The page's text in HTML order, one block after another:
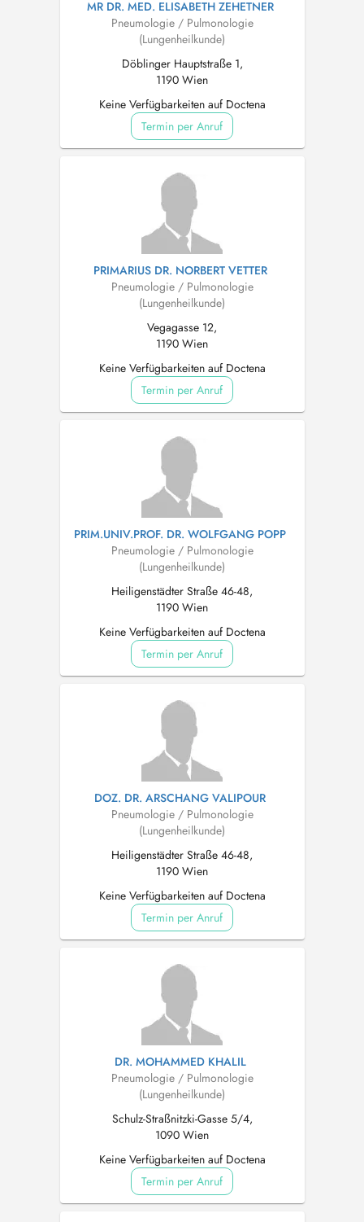
MR DR. MED. ELISABETH ZEHETNER
Pneumologie / Pulmonologie
(Lungenheilkunde)
Döblinger Hauptstraße 1,
1190 Wien
Keine Verfügbarkeiten auf Doctena
Termin per Anruf
PRIMARIUS DR. NORBERT VETTER
Pneumologie / Pulmonologie
(Lungenheilkunde)
Vegagasse 12,
1190 Wien
Keine Verfügbarkeiten auf Doctena
Termin per Anruf
PRIM.UNIV.PROF. DR. WOLFGANG POPP
Pneumologie / Pulmonologie
(Lungenheilkunde)
Heiligenstädter Straße 46-48,
1190 Wien
Keine Verfügbarkeiten auf Doctena
Termin per Anruf
DOZ. DR. ARSCHANG VALIPOUR
Pneumologie / Pulmonologie
(Lungenheilkunde)
Heiligenstädter Straße 46-48,
1190 Wien
Keine Verfügbarkeiten auf Doctena
Termin per Anruf
DR. MOHAMMED KHALIL
Pneumologie / Pulmonologie
(Lungenheilkunde)
Schulz-Straßnitzki-Gasse 5/4,
1090 Wien
Keine Verfügbarkeiten auf Doctena
Termin per Anruf